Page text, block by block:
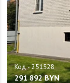
291 892 BYN